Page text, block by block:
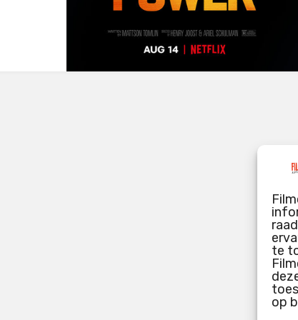
te
op